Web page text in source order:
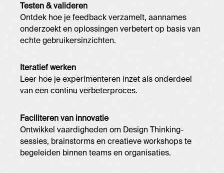
Testen & valideren
Ontdek hoe je feedback verzamelt, aannames
onderzoekt en oplossingen verbetert op basis van
echte gebruikersinzichten.
Iteratief werken
Leer hoe je experimenteren inzet als onderdeel
van een continu verbeterproces.
Faciliteren van innovatie
Ontwikkel vaardigheden om Design Thinking-
sessies, brainstorms en creatieve workshops te
begeleiden binnen teams en organisaties.